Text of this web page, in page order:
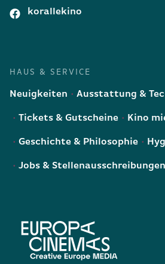
korallekino
HAUS & SERVICE
Neuigkeiten Ausstattung &
Tickets & Gutscheine Kino
Geschichte & Philosophie
Jobs & Stellenausschreibungen